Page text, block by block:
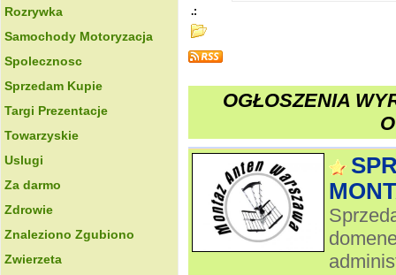
Rozrywka
Samochody Motoryzacja
Spolecznosc
Sprzedam Kupie
Targi Prezentacje
Towarzyskie
Uslugi
Za darmo
Zdrowie
Znaleziono Zgubiono
Zwierzeta
.:
OGŁOSZENIA